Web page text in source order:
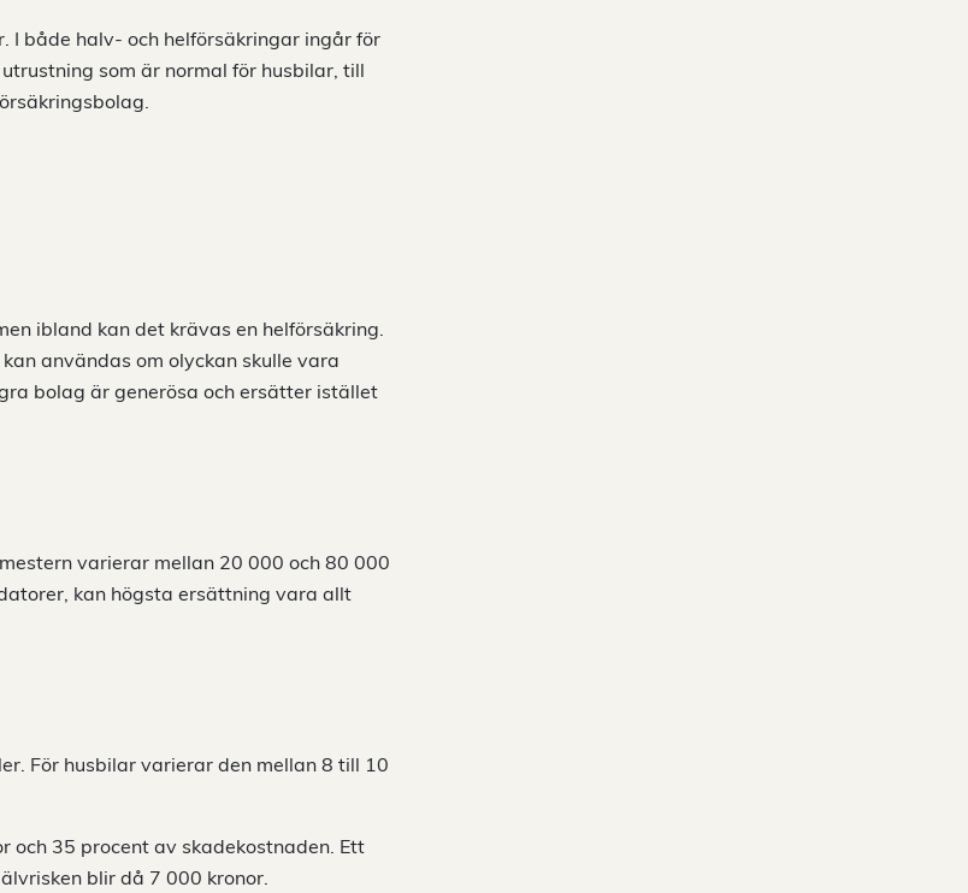
både halv- och helförsäkringar ingår för
som är normal för husbilar, till
ibland kan det krävas en helförsäkring.
användas om olyckan skulle vara
bolag är generösa och ersätter istället
varierar mellan 20 000 och 80 000
kan högsta ersättning vara allt
För husbilar varierar den mellan 8 till 10
35 procent av skadekostnaden. Ett
blir då 7 000 kronor.